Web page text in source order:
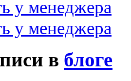
у менеджера
у менеджера
в блоге